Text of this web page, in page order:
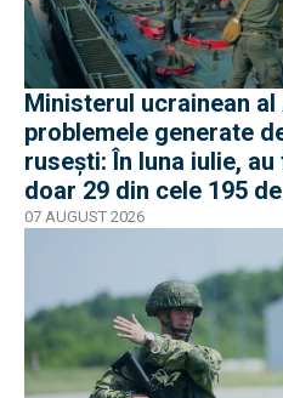
Ministerul ucrainean
problemele generate
rusești: În luna iulie,
doar 29 din cele 195
armata rusă
07 AUGUST 2026